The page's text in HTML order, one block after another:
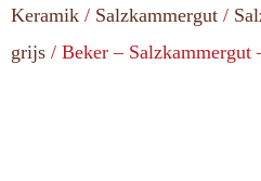
Keramik / Salzkammergut /
grijs / Beker –